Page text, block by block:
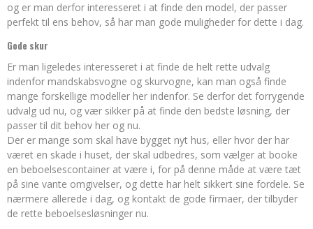
og er man derfor interesseret i at finde den model, der passer
perfekt til ens behov, så har man gode muligheder for dette i dag.
Gode skur
Er man ligeledes interesseret i at finde de helt rette udvalg
indenfor mandskabsvogne og skurvogne, kan man også finde
mange forskellige modeller her indenfor. Se derfor det forrygende
udvalg ud nu, og vær sikker på at finde den bedste løsning, der
passer til dit behov her og nu.
Der er mange som skal have bygget nyt hus, eller hvor der har
været en skade i huset, der skal udbedres, som vælger at booke
en beboelsescontainer at være i, for på denne måde at være tæt
på sine vante omgivelser, og dette har helt sikkert sine fordele. Se
nærmere allerede i dag, og kontakt de gode firmaer, der tilbyder
de rette beboelsesløsninger nu.